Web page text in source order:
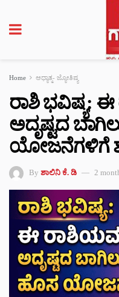
Home ಆಧ್ಯಾತ್ಮ- ಜ್ಯೋತಿಷ್ಯ
ರಾಶಿ ಭವಿಷ್ಯ:
ಅದೃಷ್ಟದ
ಯೋಜನೆಗಳಿಗೆ
By ಶಾಲಿನಿ ಕೆ. ಡಿ 2